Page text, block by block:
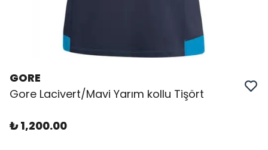
GORE
Gore Lacivert/Mavi Yarım kollu Tişört
₺ 1,200.00